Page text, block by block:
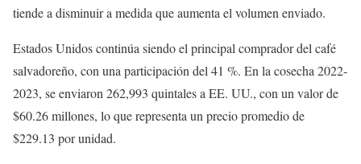
tiende a disminuir a medida que aumenta el volumen enviado.
Estados Unidos continúa siendo el principal comprador del café
salvadoreño, con una participación del 41 %. En la cosecha 2022-
2023, se enviaron 262,993 quintales a EE. UU., con un valor de
$60.26 millones, lo que representa un precio promedio de
$229.13 por unidad.